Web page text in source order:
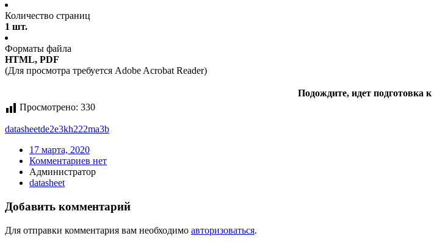
Количество страниц
1 шт.
Форматы файла
HTML, PDF
(Для просмотра требуется Adobe Acrobat Reader)
Подождите, идет подготовка
Просмотрено: 330
datasheetde2e3kh222ma3b
17 марта, 2020
Комментариев нет
Администратор
datasheet
Добавить комментарий
Для отправки комментария вам необходимо авторизоваться.